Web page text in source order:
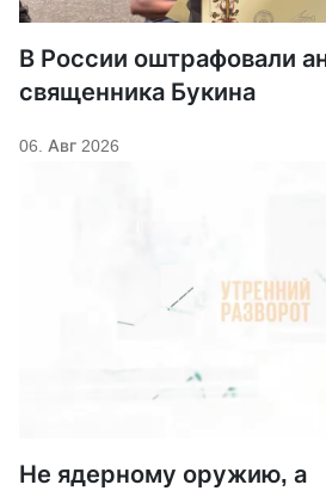
В России оштрафовали
священника Букина
06. Авг 2026
Не ядерному оружию, а